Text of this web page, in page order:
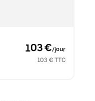
103 €/jour
103 € TTC